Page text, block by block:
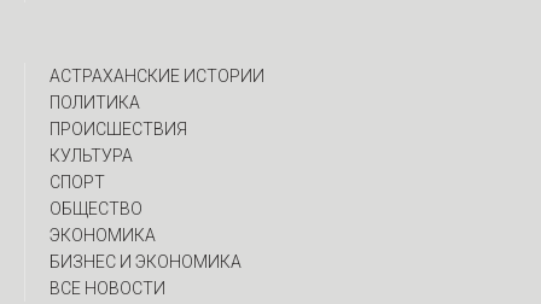
АСТРАХАНСКИЕ ИСТОРИИ
ПОЛИТИКА
ПРОИСШЕСТВИЯ
КУЛЬТУРА
СПОРТ
ОБЩЕСТВО
ЭКОНОМИКА
БИЗНЕС И ЭКОНОМИКА
ВСЕ НОВОСТИ